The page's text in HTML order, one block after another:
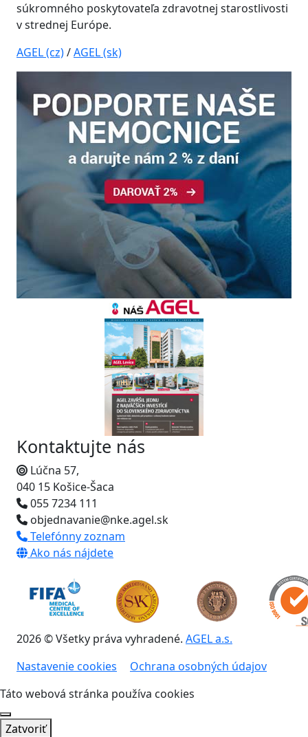
súkromného poskytovateľa zdravotnej starostlivosti
v strednej Európe.
AGEL (cz)/AGEL (sk)
Kontaktujte nás
Lúčna 57,
040 15 Košice-Šaca
055 7234 111
objednavanie@nke.agel.sk
Telefónny zoznam
Ako nás nájdete
2026 © Všetky práva vyhradené. AGEL a.s.
Nastavenie cookies
Ochrana osobných údajov
Táto webová stránka používa cookies
Zatvoriť